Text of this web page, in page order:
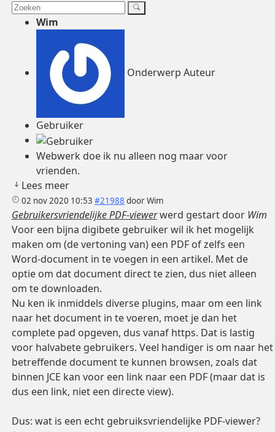
Wim
Onderwerp Auteur
Gebruiker
Webwerk doe ik nu alleen nog maar voor
vrienden.
Lees meer
02 nov 2020 10:53 #21988 doorWim
Gebruikersvriendelijke PDF-viewerwerd gestart door Wim
Voor een bijna digibete gebruiker wil ik het mogelijk
maken om (de vertoning van) een PDF of zelfs een
Word-document in te voegen in een artikel. Met de
optie om dat document direct te zien, dus niet alleen
om te downloaden.
Nu ken ik inmiddels diverse plugins, maar om een link
naar het document in te voeren, moet je dan het
complete pad opgeven, dus vanaf https. Dat is lastig
voor halvabete gebruikers. Veel handiger is om naar het
betreffende document te kunnen browsen, zoals dat
binnen JCE kan voor een link naar een PDF (maar dat is
dus een link, niet een directe view).
Dus: wat is een echt gebruiksvriendelijke PDF-viewer?